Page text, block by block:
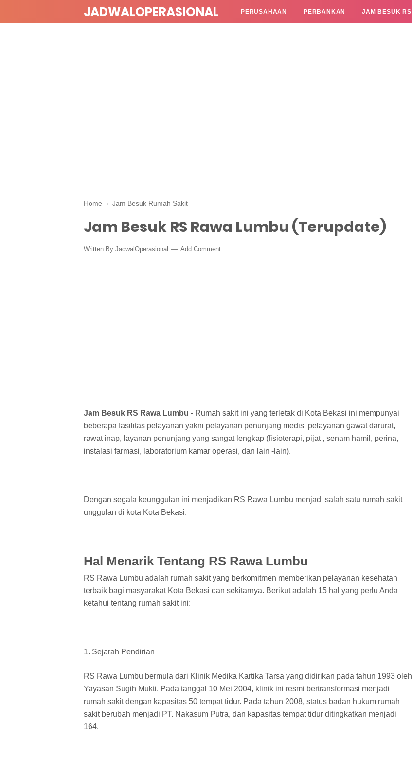
JADWALOPERASIONAL PERUSAHAAN PERBANKAN JAM BESUK RS
Home › Jam Besuk Rumah Sakit
Jam Besuk RS Rawa Lumbu (Terupdate)
Written By JadwalOperasional Add Comment
Jam Besuk RS Rawa Lumbu - Rumah sakit ini yang terletak di Kota Bekasi ini mempunyai
beberapa fasilitas pelayanan yakni pelayanan penunjang medis, pelayanan gawat darurat,
rawat inap, layanan penunjang yang sangat lengkap (fisioterapi, pijat , senam hamil, perina,
instalasi farmasi, laboratorium kamar operasi, dan lain -lain).
Dengan segala keunggulan ini menjadikan RS Rawa Lumbu menjadi salah satu rumah sakit
unggulan di kota Kota Bekasi.
Hal Menarik Tentang RS Rawa Lumbu
RS Rawa Lumbu adalah rumah sakit yang berkomitmen memberikan pelayanan kesehatan
terbaik bagi masyarakat Kota Bekasi dan sekitarnya. Berikut adalah 15 hal yang perlu Anda
ketahui tentang rumah sakit ini:
1. Sejarah Pendirian
RS Rawa Lumbu bermula dari Klinik Medika Kartika Tarsa yang didirikan pada tahun 1993 oleh
Yayasan Sugih Mukti. Pada tanggal 10 Mei 2004, klinik ini resmi bertransformasi menjadi
rumah sakit dengan kapasitas 50 tempat tidur. Pada tahun 2008, status badan hukum rumah
sakit berubah menjadi PT. Nakasum Putra, dan kapasitas tempat tidur ditingkatkan menjadi
164.